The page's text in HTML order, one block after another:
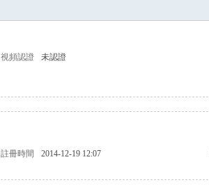
視頻認證 未認證
註冊時間 2014-12-19 12:07